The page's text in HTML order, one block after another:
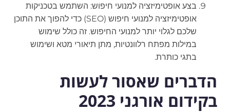
בצע אופטימיזציה למנועי חיפוש: השתמש בטכניקות
אופטימיזציה למנועי חיפוש (SEO) כדי להפוך את התוכן
שלכם לגלוי יותר למנועי החיפוש. זה כולל שימוש
במילות מפתח רלוונטיות, מתן תיאורי מטא ושימוש
בתגי כותרת.
הדברים שאסור לעשות
בקידום אורגני 2023